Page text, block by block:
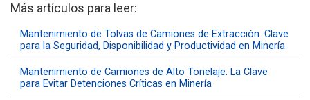
Más artículos para leer:
Mantenimiento de Tolvas de Camiones de Extracción: Clave
para la Seguridad, Disponibilidad y Productividad en Minería
Mantenimiento de Camiones de Alto Tonelaje: La Clave
para Evitar Detenciones Críticas en Minería